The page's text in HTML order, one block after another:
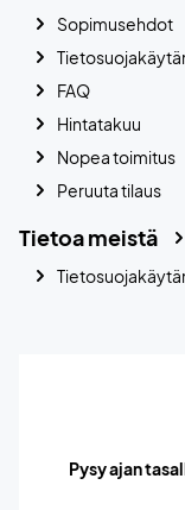
Sopimusehdot
FAQ
Hintatakuu
Nopea toimitus
Peruuta tilaus
Tietoa meistä
Pysy ajan